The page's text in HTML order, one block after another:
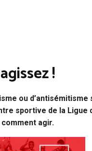
!
ou
sportive de la Ligue
agir.